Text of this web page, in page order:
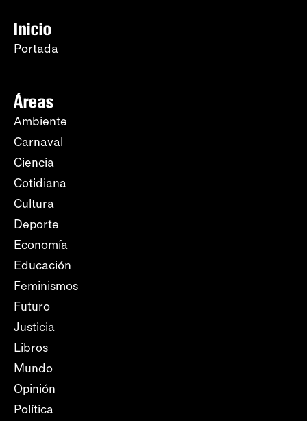
Inicio
Portada
Áreas
Ambiente
Carnaval
Ciencia
Cotidiana
Cultura
Deporte
Economía
Educación
Feminismos
Futuro
Justicia
Libros
Mundo
Opinión
Política